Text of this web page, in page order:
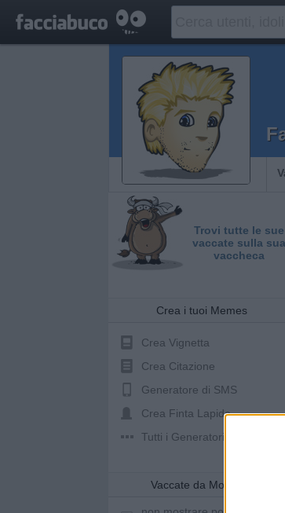
Trovi tutte le sue
vaccate sulla sua
vaccheca
Crea i tuoi Memes
Crea Vignetta
Crea Citazione
Generatore di SMS
Crea Finta Lapide
Tutti i Generatori
Vaccate da Mostrare